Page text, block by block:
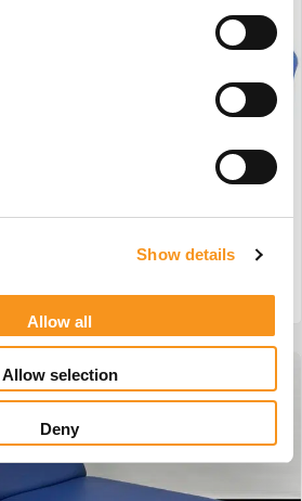
Show details
Allow all
Allow selection
Deny
BESTEL NU!